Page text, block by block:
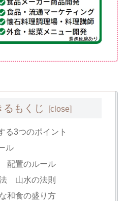
るもくじ
る3つのポイント
ル
配置のルール
山水の法則
和食の盛り方